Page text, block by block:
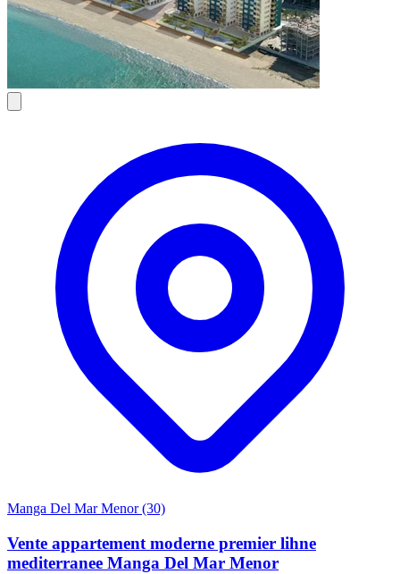
Manga Del Mar Menor (30)
Vente appartement moderne premier lihne
mediterranee Manga Del Mar Menor